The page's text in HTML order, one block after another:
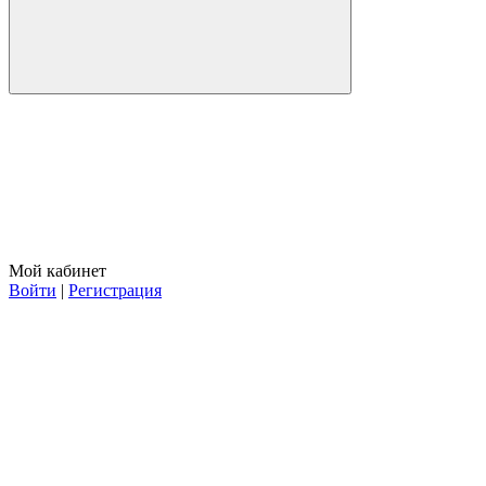
Мой кабинет
Войти | Регистрация